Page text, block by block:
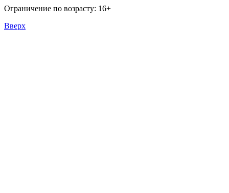
Ограничение по возрасту: 16+
Вверх